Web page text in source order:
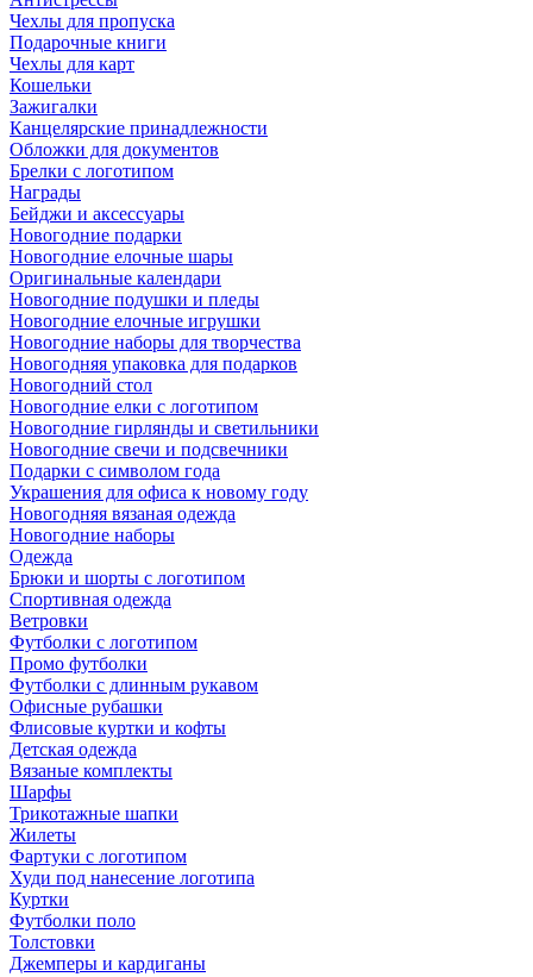
Чехлы для пропуска
Подарочные книги
Чехлы для карт
Кошельки
Зажигалки
Канцелярские принадлежности
Обложки для документов
Брелки с логотипом
Награды
Бейджи и аксессуары
Новогодние подарки
Новогодние елочные шары
Оригинальные календари
Новогодние подушки и пледы
Новогодние елочные игрушки
Новогодние наборы для творчества
Новогодняя упаковка для подарков
Новогодний стол
Новогодние елки с логотипом
Новогодние гирлянды и светильники
Новогодние свечи и подсвечники
Подарки с символом года
Украшения для офиса к новому году
Новогодняя вязаная одежда
Новогодние наборы
Одежда
Брюки и шорты с логотипом
Спортивная одежда
Ветровки
Футболки с логотипом
Промо футболки
Футболки с длинным рукавом
Офисные рубашки
Флисовые куртки и кофты
Детская одежда
Вязаные комплекты
Шарфы
Трикотажные шапки
Жилеты
Фартуки с логотипом
Худи под нанесение логотипа
Куртки
Футболки поло
Толстовки
Джемперы и кардиганы